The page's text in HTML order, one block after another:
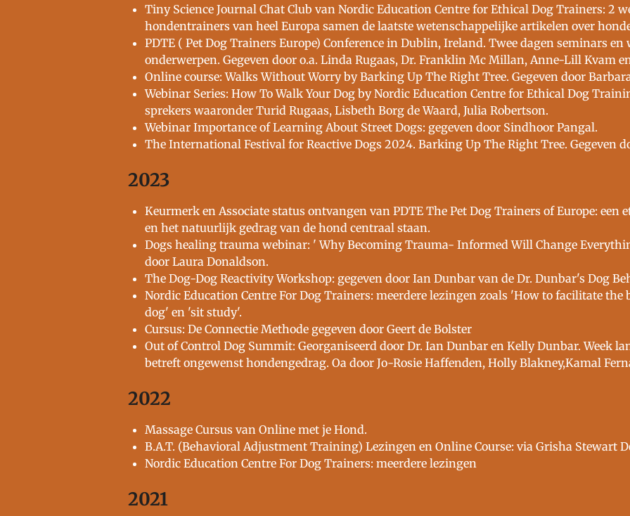
Tiny Science Journal Chat Club van Nordic Education Centre for Ethical Dog Trainers: 2
hondentrainers van heel Europa samen de laatste wetenschappelijke artikelen over
PDTE ( Pet Dog Trainers Europe) Conference in Dublin, Ireland. Twee dagen seminars
onderwerpen. Gegeven door o.a. Linda Rugaas, Dr. Franklin Mc Millan, Anne-Lill Kvam
Online course: Walks Without Worry by Barking Up The Right Tree. Gegeven door
Webinar Series: How To Walk Your Dog by Nordic Education Centre for Ethical Dog
sprekers waaronder Turid Rugaas, Lisbeth Borg de Waard, Julia Robertson.
Webinar Importance of Learning About Street Dogs: gegeven door Sindhoor Pangal.
The International Festival for Reactive Dogs 2024. Barking Up The Right Tree. Gegeven
2023
Keurmerk en Associate status ontvangen van PDTE The Pet Dog Trainers of Europe:
en het natuurlijk gedrag van de hond centraal staan.
Dogs healing trauma webinar: ' Why Becoming Trauma- Informed Will Change
door Laura Donaldson.
The Dog-Dog Reactivity Workshop: gegeven door Ian Dunbar van de Dr. Dunbar's Dog
Nordic Education Centre For Dog Trainers: meerdere lezingen zoals 'How to facilitate
dog' en 'sit study'.
Cursus: De Connectie Methode gegeven door Geert de Bolster
Out of Control Dog Summit: Georganiseerd door Dr. Ian Dunbar en Kelly Dunbar. Week
betreft ongewenst hondengedrag. Oa door Jo-Rosie Haffenden, Holly Blakney,Kamal
2022
Massage Cursus van Online met je Hond.
B.A.T. (Behavioral Adjustment Training) Lezingen en Online Course: via Grisha Stewart
Nordic Education Centre For Dog Trainers: meerdere lezingen
2021